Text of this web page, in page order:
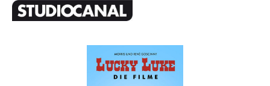
Bildergalerie überspringen